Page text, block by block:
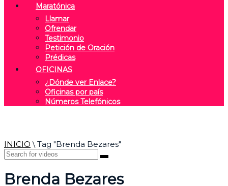
Maratónica
Llamar
Ofrendar
Testimonio
Petición de Oración
Prédicas
OFICINAS
¿Dónde ver Enlace?
Oficinas por país
Números Telefónicos
INICIO \ Tag "Brenda Bezares"
Brenda Bezares